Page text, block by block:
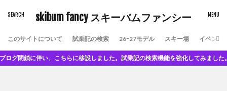
skibum fancy スキーバムファンシー
このサイトについて 試乗記の検索 26ｰ27モデル スキー場 イベント
閉鎖に伴い、こちらに移設しました。試乗記の検索機能を強化してみました。